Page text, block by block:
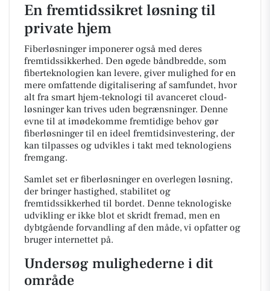
En fremtidssikret løsning til
private hjem
Fiberløsninger imponerer også med deres
fremtidssikkerhed. Den øgede båndbredde, som
fiberteknologien kan levere, giver mulighed for en
mere omfattende digitalisering af samfundet, hvor
alt fra smart hjem-teknologi til avanceret cloud-
løsninger kan trives uden begrænsninger. Denne
evne til at imødekomme fremtidige behov gør
fiberløsninger til en ideel fremtidsinvestering, der
kan tilpasses og udvikles i takt med teknologiens
fremgang.
Samlet set er fiberløsninger en overlegen løsning,
der bringer hastighed, stabilitet og
fremtidssikkerhed til bordet. Denne teknologiske
udvikling er ikke blot et skridt fremad, men en
dybtgående forvandling af den måde, vi opfatter og
bruger internettet på.
Undersøg mulighederne i dit
område